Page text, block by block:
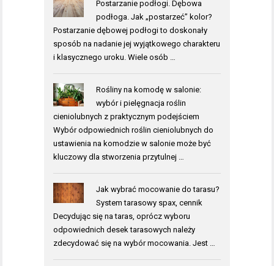
Postarzanie podłogi. Dębowa
podłoga. Jak „postarzeć” kolor?
Postarzanie dębowej podłogi to doskonały
sposób na nadanie jej wyjątkowego charakteru
i klasycznego uroku. Wiele osób …
Rośliny na komodę w salonie:
wybór i pielęgnacja roślin
cieniolubnych z praktycznym podejściem
Wybór odpowiednich roślin cieniolubnych do
ustawienia na komodzie w salonie może być
kluczowy dla stworzenia przytulnej …
Jak wybrać mocowanie do tarasu?
System tarasowy spax, cennik
Decydując się na taras, oprócz wyboru
odpowiednich desek tarasowych należy
zdecydować się na wybór mocowania. Jest …